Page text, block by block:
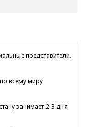
представители.
всему миру.
занимает 2-3 дня